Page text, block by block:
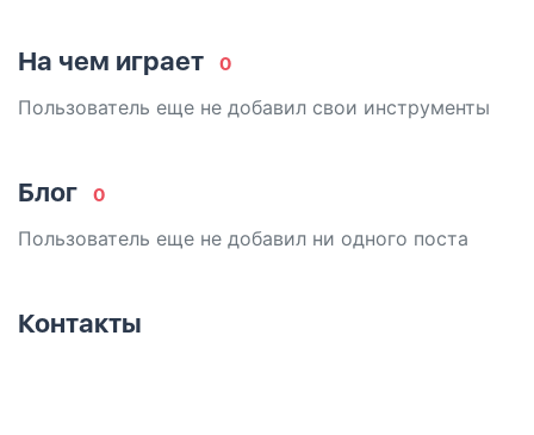
На чем играет 0
Пользователь еще не добавил свои инструменты
Блог 0
Пользователь еще не добавил ни одного поста
Контакты